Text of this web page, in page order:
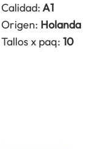
Calidad:A1
Origen: Holanda
Tallos x paq: 10